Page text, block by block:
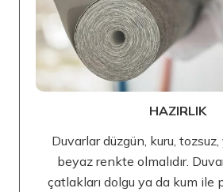
HAZIRLIK
Duvarlar düzgün, kuru,
beyaz renkte olmalıdır.
çatlakları dolgu ya da kum ile